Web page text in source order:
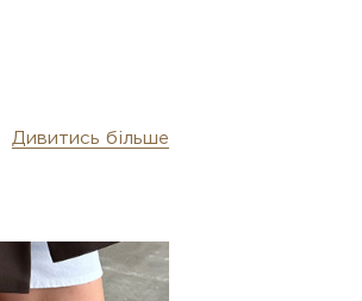
Дивитись більше